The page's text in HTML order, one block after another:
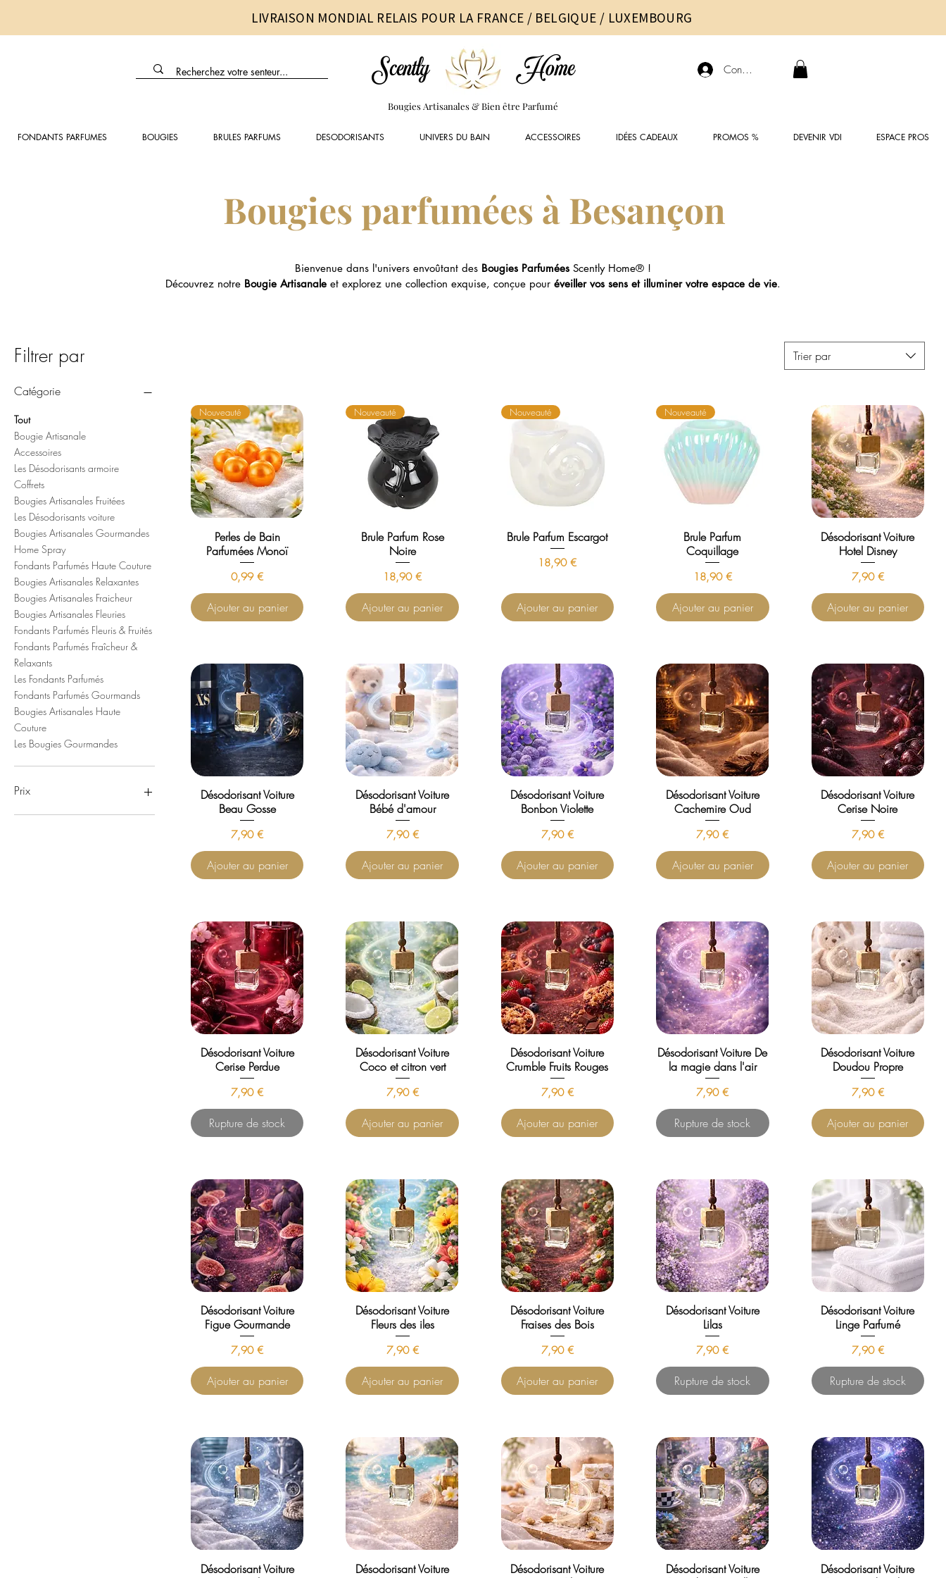
LIVRAISON MONDIAL RELAIS POUR LA FRANCE / BELGIQUE / LUXEMBOURG
Scently Home Connexion
Bougies Artisanales & Bien être Parfumé
FONDANTS PARFUMES BOUGIES BRULES PARFUMS DESODORISANTS UNIVERS DU BAIN ACCESSOIRES IDÉES CADEAUX PROMOS % DEVENIR VDI ESPACE PROS
Bougies parfumées à Besançon
Bienvenue dans l'univers envoûtant des Bougies Parfumées Scently Home® !
Découvrez notre Bougie Artisanale et explorez une collection exquise, conçue pour éveiller vos sens et illuminer votre espace de vie.
Filtrer par
Catégorie
Tout
Bougie Artisanale
Accessoires
Les Désodorisants armoire
Coffrets
Bougies Artisanales Fruitées
Les Désodorisants voiture
Bougies Artisanales Gourmandes
Home Spray
Fondants Parfumés Haute Couture
Bougies Artisanales Relaxantes
Bougies Artisanales Fraicheur
Bougies Artisanales Fleuries
Fondants Parfumés Fleuris & Fruités
Fondants Parfumés Fraîcheur &
Relaxants
Les Fondants Parfumés
Fondants Parfumés Gourmands
Bougies Artisanales Haute
Couture
Les Bougies Gourmandes
Prix
Trier par
Nouveauté
Perles de Bain
Parfumées Monoï
Prix
0,99 €
Ajouter au panier
Nouveauté
Brule Parfum Rose
Noire
Prix
18,90 €
Ajouter au panier
Nouveauté
Brule Parfum Escargot
Prix
18,90 €
Ajouter au panier
Nouveauté
Brule Parfum
Coquillage
Prix
18,90 €
Ajouter au panier
Désodorisant Voiture
Hotel Disney
Prix
7,90 €
Ajouter au panier
Désodorisant Voiture
Beau Gosse
Prix
7,90 €
Ajouter au panier
Désodorisant Voiture
Bébé d'amour
Prix
7,90 €
Ajouter au panier
Désodorisant Voiture
Bonbon Violette
Prix
7,90 €
Ajouter au panier
Désodorisant Voiture
Cachemire Oud
Prix
7,90 €
Ajouter au panier
Désodorisant Voiture
Cerise Noire
Prix
7,90 €
Ajouter au panier
Désodorisant Voiture
Cerise Perdue
Prix
7,90 €
Rupture de stock
Désodorisant Voiture
Coco et citron vert
Prix
7,90 €
Ajouter au panier
Désodorisant Voiture
Crumble Fruits Rouges
Prix
7,90 €
Ajouter au panier
Désodorisant Voiture De
la magie dans l'air
Prix
7,90 €
Rupture de stock
Désodorisant Voiture
Doudou Propre
Prix
7,90 €
Ajouter au panier
Désodorisant Voiture
Figue Gourmande
Prix
7,90 €
Ajouter au panier
Désodorisant Voiture
Fleurs des iles
Prix
7,90 €
Ajouter au panier
Désodorisant Voiture
Fraises des Bois
Prix
7,90 €
Ajouter au panier
Désodorisant Voiture
Lilas
Prix
7,90 €
Rupture de stock
Désodorisant Voiture
Linge Parfumé
Prix
7,90 €
Rupture de stock
Désodorisant Voiture
Désodorisant Voiture
Désodorisant Voiture
Désodorisant Voiture
Désodorisant Voiture